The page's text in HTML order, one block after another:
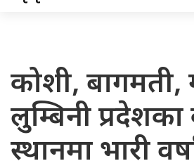
कोशी, बागमती,
लुम्बिनी
स्थानमा भारी